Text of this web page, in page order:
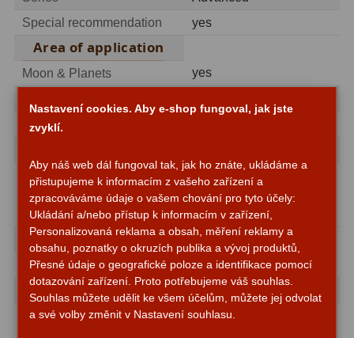
ADC, Tilting
Komponenty 78
Helical výtahy11
Adaptéry k okulárovým
výtahům8
Primární zrcadla 9
Sekundární zrcadla6
Příslušenství188
Special recommendation
yes
Area of application
Moon & Planets
yes
Nature Observation
Sun
not recommended (Only
with appropriate Sun
filter)
recommended for
Beginners
yes
yes
Observatories
no
Nastavení cookies. Aby e-shop fungoval, jak jste
zvyklí.
Aby náš web dál fungoval tak, jak ho znáte, ukládáme a
přistupujeme k informacím z vašeho zařízení a
zpracováváme údaje o vašem chování pro tyto účely:
Ukládání a/nebo přístup k informacím v zařízení,
Personalizovaná reklama a obsah, měření reklamy a
obsahu, poznatky o okruzích publika a vývoj produktů,
Přesné údaje o geografické poloze a identifikace pomocí
dotazování zařízení. Proto potřebujeme váš souhlas.
Souhlas můžete udělit ke všem účelům, můžete jej odvolat
a své volby změnit v Nastavení souhlasu.